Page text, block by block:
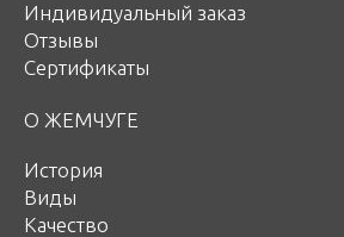
Индивидуальный заказ
Отзывы
Сертификаты
О ЖЕМЧУГЕ
История
Виды
Качество